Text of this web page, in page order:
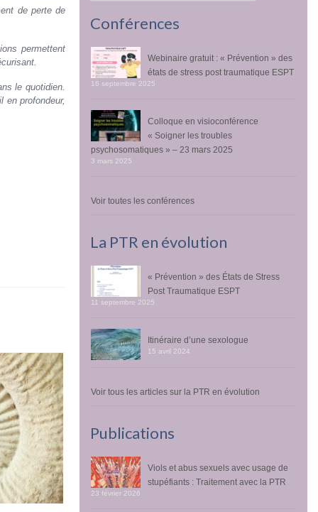
de perte de
permettent
le quotidien.
en profondeur,
Conférences
Webinaire gratuit : « Prévention » des
états de stress post traumatique ESPT
16 septembre 2025
Colloque en visioconférence
« Soigner les troubles
psychosomatiques » – 23 mars 2025
3 mars 2025
Voir toutes les conférences
La PTR en évolution
« Prévention » des États de Stress
Post Traumatique ESPT
11 septembre 2025
Itinéraire d’une sexologue
15 avril 2024
Voir tous les articles sur la PTR en évolution
Publications
Viols et abus sexuels avec usage de
stupéfiants : Traitement avec la PTR
23 février 2026